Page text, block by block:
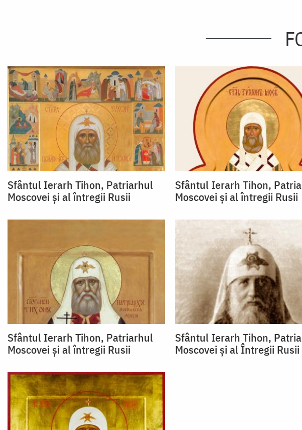
Sfântul Ierarh Tihon, Patriarhul
Moscovei şi al întregii Rusii
Sfântul Ierarh Tihon,
Moscovei şi al întregii Rusii
Sfântul Ierarh Tihon, Patriarhul
Moscovei şi al întregii Rusii
Sfântul Ierarh Tihon,
Moscovei şi al Întregii Rusii